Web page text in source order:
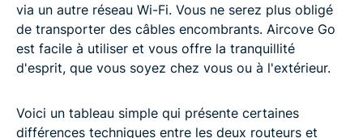
via un autre réseau Wi-Fi. Vous ne serez plus obligé
de transporter des câbles encombrants. Aircove Go
est facile à utiliser et vous offre la tranquillité
d'esprit, que vous soyez chez vous ou à l'extérieur.
Voici un tableau simple qui présente certaines
différences techniques entre les deux routeurs et